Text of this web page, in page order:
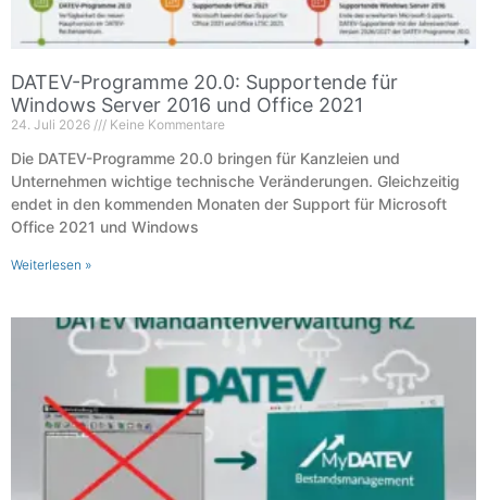
DATEV-Programme 20.0: Supportende für
Windows Server 2016 und Office 2021
24. Juli 2026 Keine Kommentare
Die DATEV-Programme 20.0 bringen für Kanzleien und
Unternehmen wichtige technische Veränderungen. Gleichzeitig
endet in den kommenden Monaten der Support für Microsoft
Office 2021 und Windows
Weiterlesen »